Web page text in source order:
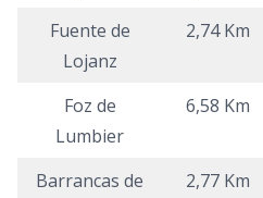
Fuente de
Lojanz
2,74 Km
Foz de
Lumbier
6,58 Km
Barrancas de
2,77 Km